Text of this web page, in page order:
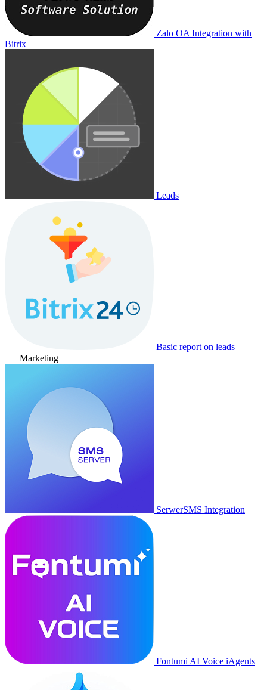
Zalo OA Integration with
Bitrix
Leads
Basic report on leads
Marketing
SerwerSMS Integration
Fontumi AI Voice iAgents